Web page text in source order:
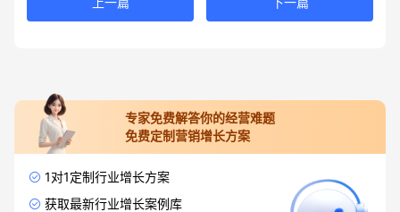
专家免费解答你的经营难题
免费定制营销增长方案
1对1定制行业增长方案
获取最新行业增长案例库